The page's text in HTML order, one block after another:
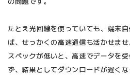
たとえ光回線を使っていても、端末
ば、せっかくの高速通信も活かせま
スペックが低いと、高速でデータを
ず、結果としてダウンロードが遅くな